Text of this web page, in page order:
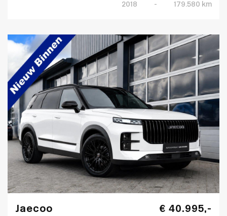
2018 - 179.580 km
Jaecoo
€ 40.995,-